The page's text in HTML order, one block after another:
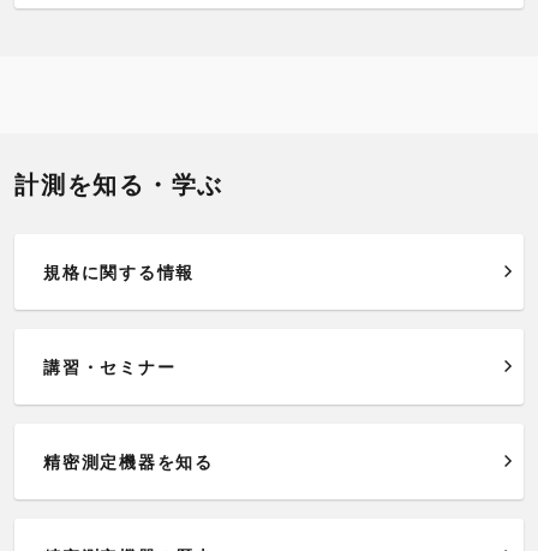
計測を知る・学ぶ
規格に関する情報
講習・セミナー
精密測定機器を知る